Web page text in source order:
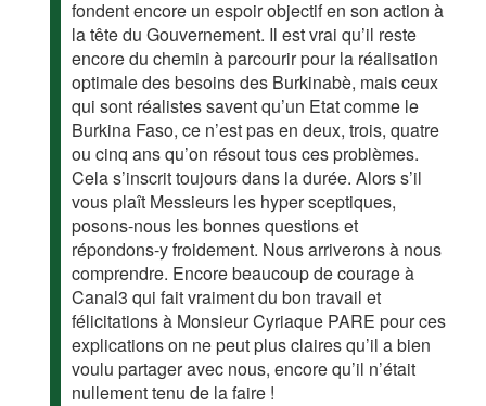
fondent encore un espoir objectif en son action à
la tête du Gouvernement. Il est vrai qu’il reste
encore du chemin à parcourir pour la réalisation
optimale des besoins des Burkinabè, mais ceux
qui sont réalistes savent qu’un Etat comme le
Burkina Faso, ce n’est pas en deux, trois, quatre
ou cinq ans qu’on résout tous ces problèmes.
Cela s’inscrit toujours dans la durée. Alors s’il
vous plaît Messieurs les hyper sceptiques,
posons-nous les bonnes questions et
répondons-y froidement. Nous arriverons à nous
comprendre. Encore beaucoup de courage à
Canal3 qui fait vraiment du bon travail et
félicitations à Monsieur Cyriaque PARE pour ces
explications on ne peut plus claires qu’il a bien
voulu partager avec nous, encore qu’il n’était
nullement tenu de la faire !